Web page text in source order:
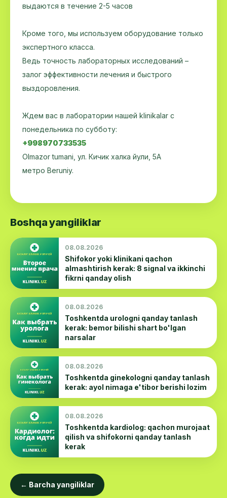
выдаются в течение 2-5 часов
Кроме того, мы используем оборудование только
экспертного класса.
Ведь точность лабораторных исследований –
залог эффективности лечения и быстрого
выздоровления.
Ждем вас в лаборатории нашей klinikalar с
понедельника по субботу:
+998970733535
Olmazor tumani, ул. Кичик халка йули, 5А
метро Beruniy.
Boshqa yangiliklar
08.08.2026
Shifokor yoki klinikani qachon
almashtirish kerak: 8 signal va ikkinchi
fikrni qanday olish
08.08.2026
Toshkentda urologni qanday tanlash
kerak: bemor bilishi shart bo'lgan
narsalar
08.08.2026
Toshkentda ginekologni qanday tanlash
kerak: ayol nimaga e'tibor berishi lozim
08.08.2026
Toshkentda kardiolog: qachon murojaat
qilish va shifokorni qanday tanlash
kerak
← Barcha yangiliklar